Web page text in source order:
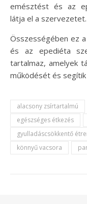
emésztést és az
látja el a szervezetet.
Összességében ez
és az epediéta
tartalmaz, amelyek
működését és
alacsony zsírtartalmú
egészséges étkezés
gyulladáscsökkentő
könnyű vacsora